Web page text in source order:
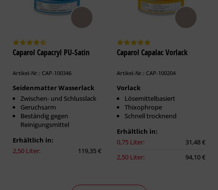
Caparol Capacryl PU-Satin
Artikel-Nr.: CAP-100346
Seidenmatter Wasserlack
Zwischen- und Schlusslack
Geruchsarm
Beständig gegen
Reinigungsmittel
Erhältlich in:
2,50 Liter:
119,35 €
Caparol Capalac Vorlack
Artikel-Nr.: CAP-100204
Vorlack
Lösemittelbasiert
Thixophrope
Schnell trocknend
Erhältlich in:
0,75 Liter:
31,48 €
2,50 Liter:
94,10 €